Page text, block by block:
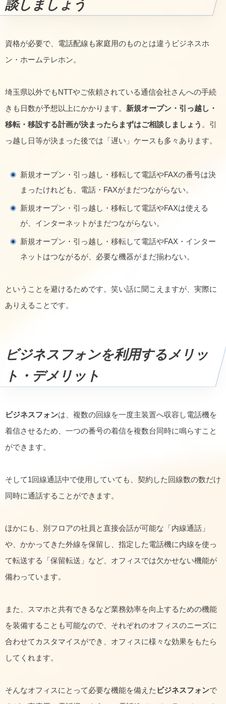
談しましょう
資格が必要で、電話配線も家庭用のものとは違うビジネスホ
ン・ホームテレホン。
埼玉県以外でもNTTやご依頼されている通信会社さんへの手続
きも日数が予想以上にかかります。 新規オープン・引っ越し・
移転・移設する計画が決まったらまずはご相談しましょう 。引
っ越し日等が決まった後では「遅い」ケースも多々あります。
新規オープン・引っ越し・移転して電話やFAXの番号は決
まったけれども、電話・FAXがまだつながらない。
新規オープン・引っ越し・移転して電話やFAXは使える
が、インターネットがまだつながらない。
新規オープン・引っ越し・移転して電話やFAX・インター
ネットはつながるが、必要な機器がまだ揃わない。
ということを避けるためです。笑い話に聞こえますが、実際に
ありえることです。
ビジネスフォンを利用するメリッ
ト・デメリット
ビジネスフォンは、複数の回線を一度主装置へ収容し電話機を
着信させるため、一つの番号の着信を複数台同時に鳴らすこと
ができます。
そして1回線通話中で使用していても、契約した回線数の数だけ
同時に通話することができます。
ほかにも、別フロアの社員と直接会話が可能な「内線通話」
や、かかってきた外線を保留し、指定した電話機に内線を使っ
て転送する「保留転送」など、オフィスでは欠かせない機能が
備わっています。
また、スマホと共有できるなど業務効率を向上するための機能
を装備することも可能なので、それぞれのオフィスのニーズに
合わせてカスタマイスができ、オフィスに様々な効果をもたら
してくれます。
そんなオフィスにとって必要な機能を備えた ビジネスフォンで